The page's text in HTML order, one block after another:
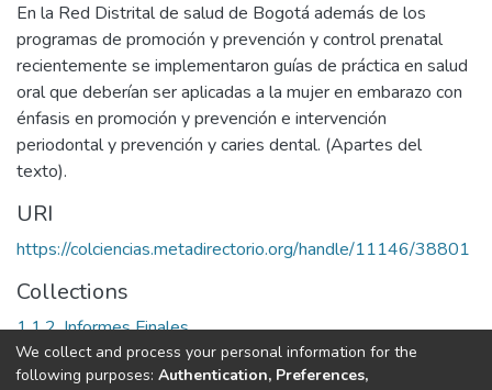
En la Red Distrital de salud de Bogotá además de los
programas de promoción y prevención y control prenatal
recientemente se implementaron guías de práctica en salud
oral que deberían ser aplicadas a la mujer en embarazo con
énfasis en promoción y prevención e intervención
periodontal y prevención y caries dental. (Apartes del
texto).
URI
https://colciencias.metadirectorio.org/handle/11146/38801
Collections
1.1.2. Informes Finales
Full item page
We collect and process your personal information for the
following purposes: Authentication, Preferences,